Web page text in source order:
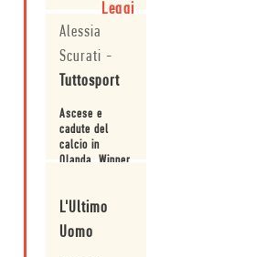
dell'anima
di un
Paese
è il
calcio.
Leggi
Alessia
Scurati -
Tuttosport
Ascese e
cadute del
calcio in
Olanda. Winner
una storia
unica
determinata
L'Ultimo
Uomo